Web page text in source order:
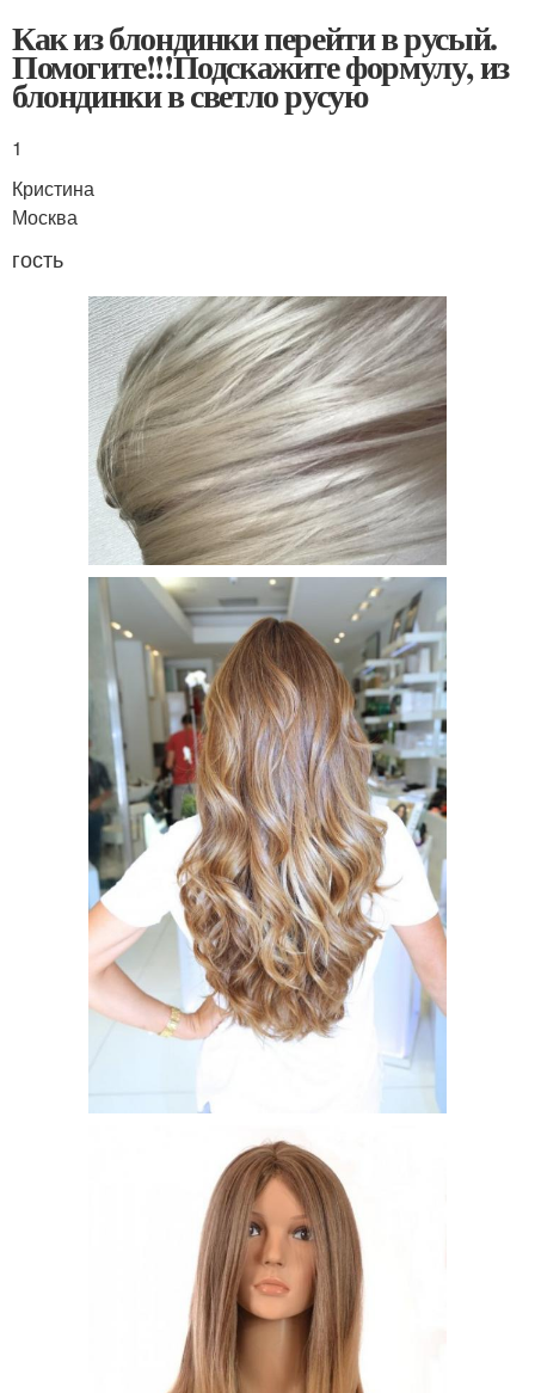
Как из блондинки перейти в русый.
Помогите!!!Подскажите формулу, из
блондинки в светло русую
1
Кристина
Москва
гость